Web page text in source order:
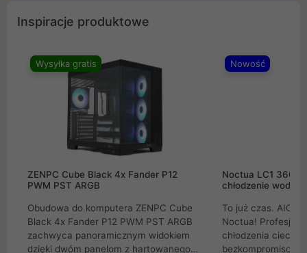
Inspiracje produktowe
Wysyłka gratis
ZENPC Cube Black 4x Fander P12
PWM PST ARGB
Obudowa do komputera ZENPC Cube
Black 4x Fander P12 PWM PST ARGB
zachwyca panoramicznym widokiem
dzięki dwóm panelom z hartowanego
Nowość
Noctua LC1
chłodzenie wodne
To już czas. AIO
Noctua!
chłodzenia cieczą